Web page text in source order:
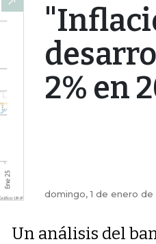
2% en
domingo, 1 de enero de
Un análisis del